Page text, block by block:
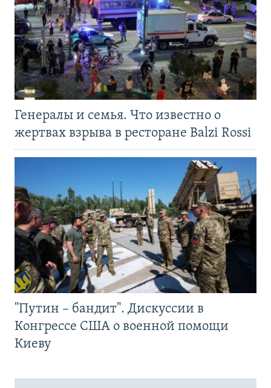
Генералы и семья. Что известно о
жертвах взрыва в ресторане Balzi Rossi
"Путин – бандит". Дискуссии в
Конгрессе США о военной помощи
Киеву